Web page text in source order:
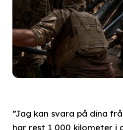
”Jag kan svara på dina
har rest 1 000 kilometer i